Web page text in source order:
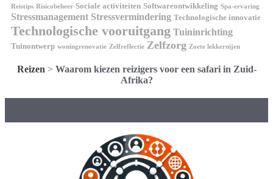
Reistips Risicobeheer Sociale activiteiten Softwareontwikkeling Spa-ervaring
Stressmanagement Stressvermindering Technologische innovatie
Technologische vooruitgang Tuininrichting
Tuinontwerp woningrenovatie Zelfreflectie Zelfzorg Zoete lekkernijen
Reizen > Waarom kiezen reizigers voor een safari in Zuid-
Afrika?